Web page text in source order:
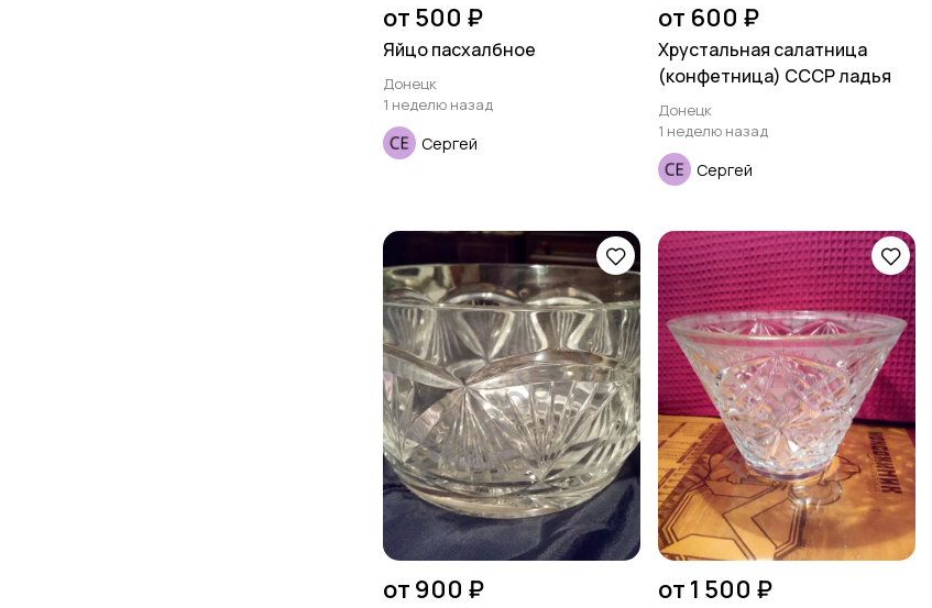
от 500 ₽
Яйцо пасхалбное
Донецк
1 неделю назад
Сергей
от 600 ₽
Хрустальная салатница
(конфетница) СССР ладья
Донецк
1 неделю назад
Сергей
от 900 ₽ от 1 500 ₽